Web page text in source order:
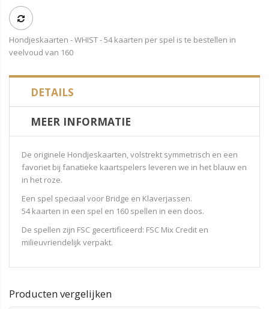
Hondjeskaarten - WHIST - 54 kaarten per spel is te bestellen in
veelvoud van 160
DETAILS
MEER INFORMATIE
De originele Hondjeskaarten, volstrekt symmetrisch en een
favoriet bij fanatieke kaartspelers leveren we in het blauw en
in het roze.
Een spel speciaal voor Bridge en Klaverjassen.
54 kaarten in een spel en 160 spellen in een doos.
De spellen zijn FSC gecertificeerd: FSC Mix Credit en
milieuvriendelijk verpakt.
Producten vergelijken